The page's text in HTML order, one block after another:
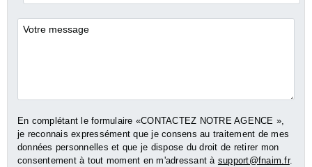
*
Commentaires
En complétant le formulaire «CONTACTEZ NOTRE AGENCE »,
je reconnais expressément que je consens au traitement de mes
données personnelles et que je dispose du droit de retirer mon
consentement à tout moment en m'adressant à support@fnaim.fr.